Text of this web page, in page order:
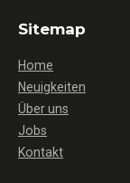
Sitemap
Home
Neuigkeiten
Über uns
Jobs
Kontakt